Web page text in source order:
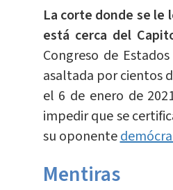
La corte donde se le
está cerca del
Congreso de
asaltada por cientos
el 6 de enero de
impedir que se
su oponente
Mentiras